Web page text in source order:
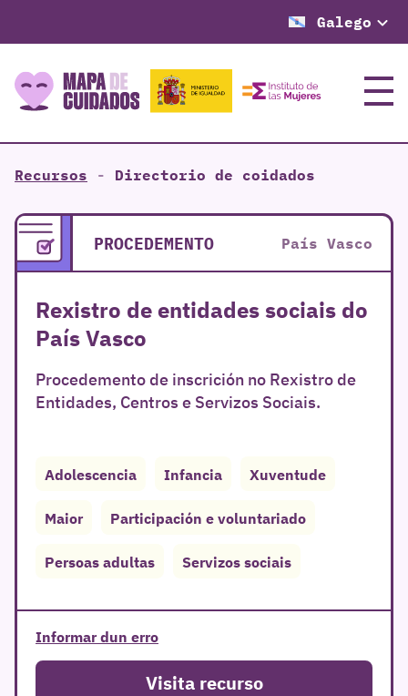
Galego
Menú
Recursos - Directorio de coidados
PROCEDEMENTO País Vasco
Rexistro de entidades sociais do
País Vasco
Procedemento de inscrición no Rexistro de
Entidades, Centros e Servizos Sociais.
Adolescencia Infancia Xuventude
Maior Participación e voluntariado
Persoas adultas Servizos sociais
Informar dun erro
Visita recurso